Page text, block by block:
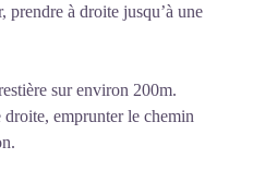
prendre à droite jusqu’à une
sur environ 200m.
emprunter le chemin